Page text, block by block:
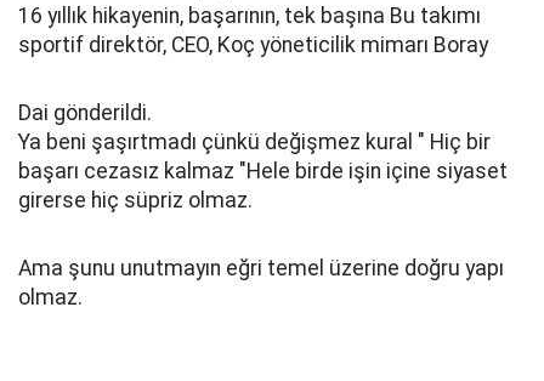
16 yıllık hikayenin, başarının, tek başına Bu takımı
sportif direktör, CEO, Koç yöneticilik mimarı Boray
Dai gönderildi.
Ya beni şaşırtmadı çünkü değişmez kural " Hiç bir
başarı cezasız kalmaz "Hele birde işin içine siyaset
girerse hiç süpriz olmaz.
Ama şunu unutmayın eğri temel üzerine doğru yapı
olmaz.